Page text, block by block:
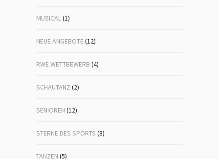
MUSICAL(1)
NEUE ANGEBOTE(12)
RWE WETTBEWERB (4)
SCHAUTANZ (2)
SENIOREN (12)
STERNE DES SPORTS (8)
TANZEN (5)